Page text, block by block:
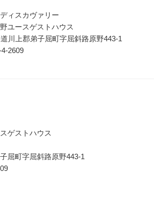
ィスカヴァリー
ユースゲストハウス
川上郡弟子屈町字屈斜路原野443-1
2609
ゲストハウス
屈町字屈斜路原野443-1